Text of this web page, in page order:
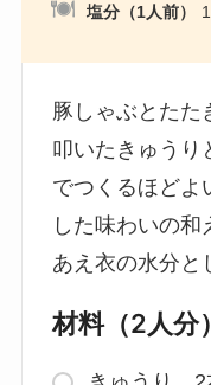
塩分（1人前）
豚しゃぶとたた
叩いたきゅうり
でつくるほどよ
した味わいの和
あえ衣の水分と
材料（2人分）